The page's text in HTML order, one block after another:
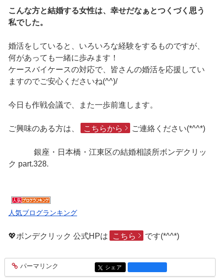
こんな方と結婚する女性は、幸せだなぁとつくづく思う
私でした。
婚活をしていると、いろいろな経験をするものですが、
何があっても一緒に歩みます！
ケースバイケースの対応で、皆さんの婚活を応援してい
ますのでご安心くださいね(^^)/
今日も作戦会議で、また一歩前進します。
ご興味のある方は、 こちらから ご連絡ください(*^^*)
銀座・日本橋・江東区の結婚相談所ボンデクリッ
ク part.328.
人気ブログランキング
💖ボンデクリック 公式HPは こちら です(*^^*)
entry1883
パーマリンク entry1883
シェア